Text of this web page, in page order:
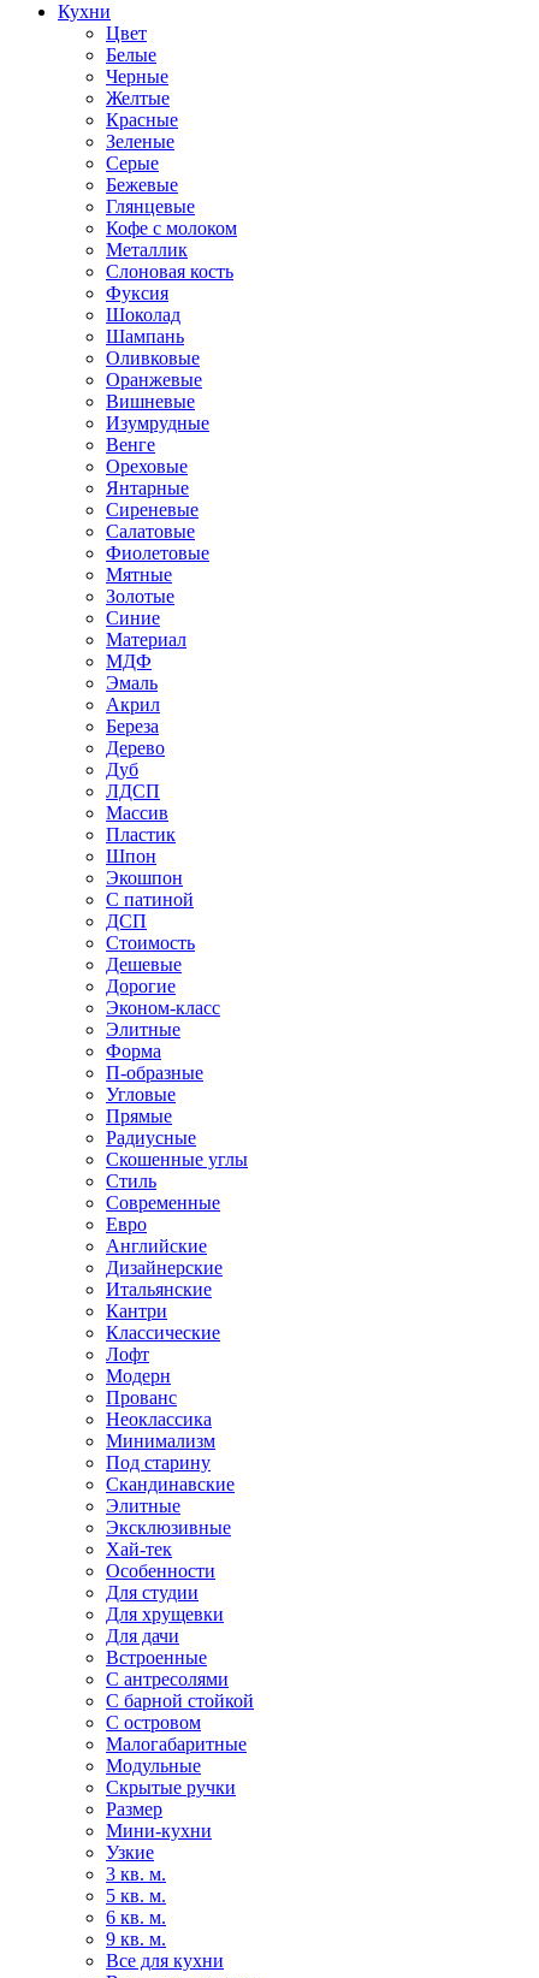
Кухни
Цвет
Белые
Черные
Желтые
Красные
Зеленые
Серые
Бежевые
Глянцевые
Кофе с молоком
Металлик
Слоновая кость
Фуксия
Шоколад
Шампань
Оливковые
Оранжевые
Вишневые
Изумрудные
Венге
Ореховые
Янтарные
Сиреневые
Салатовые
Фиолетовые
Мятные
Золотые
Синие
Материал
МДФ
Эмаль
Акрил
Береза
Дерево
Дуб
ЛДСП
Массив
Пластик
Шпон
Экошпон
С патиной
ДСП
Стоимость
Дешевые
Дорогие
Эконом-класс
Элитные
Форма
П-образные
Угловые
Прямые
Радиусные
Скошенные углы
Стиль
Современные
Евро
Английские
Дизайнерские
Итальянские
Кантри
Классические
Лофт
Модерн
Прованс
Неоклассика
Минимализм
Под старину
Скандинавские
Элитные
Эксклюзивные
Хай-тек
Особенности
Для студии
Для хрущевки
Для дачи
Встроенные
С антресолями
С барной стойкой
С островом
Малогабаритные
Модульные
Скрытые ручки
Размер
Мини-кухни
Узкие
3 кв. м.
5 кв. м.
6 кв. м.
9 кв. м.
Все для кухни